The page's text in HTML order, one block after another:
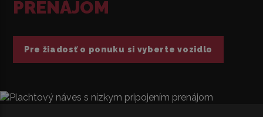
PRENÁJOM
Pre žiadosť o ponuku si vyberte vozidlo